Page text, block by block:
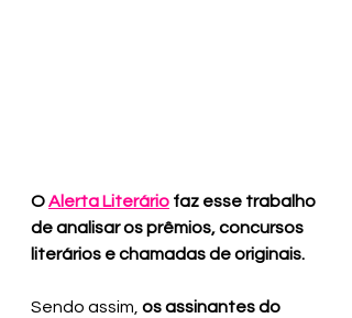
O Alerta Literário faz esse trabalho
de analisar os prêmios, concursos
literários e chamadas de originais.
Sendo assim, os assinantes do